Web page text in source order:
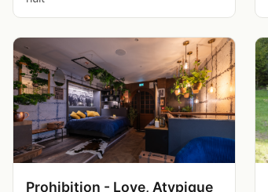
Prohibition - Love, Atypique